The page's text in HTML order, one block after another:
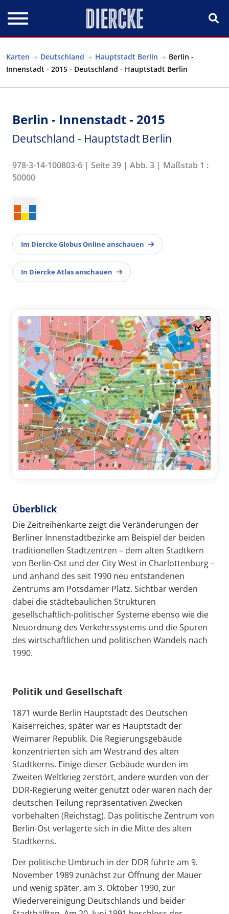
Karten Deutschland Hauptstadt Berlin
Berlin -
Innenstadt - 2015 - Deutschland - Hauptstadt Berlin
Berlin - Innenstadt - 2015
Deutschland - Hauptstadt Berlin
978-3-14-100803-6 | Seite 39 | Abb. 3 | Maßstab 1 :
50000
Im Diercke Globus Online anschauen
In Diercke Atlas anschauen
Überblick
Die Zeitreihenkarte zeigt die Veränderungen der
Berliner Innenstadtbezirke am Beispiel der beiden
traditionellen Stadtzentren – dem alten Stadtkern
von Berlin-Ost und der City West in Charlottenburg –
und anhand des seit 1990 neu entstandenen
Zentrums am Potsdamer Platz. Sichtbar werden
dabei die städtebaulichen Strukturen
gesellschaftlich-politischer Systeme ebenso wie die
Neuordnung des Verkehrssystems und die Spuren
des wirtschaftlichen und politischen Wandels nach
1990.
Politik und Gesellschaft
1871 wurde Berlin Hauptstadt des Deutschen
Kaiserreiches, später war es Hauptstadt der
Weimarer Republik. Die Regierungsgebäude
konzentrierten sich am Westrand des alten
Stadtkerns. Einige dieser Gebäude wurden im
Zweiten Weltkrieg zerstört, andere wurden von der
DDR-Regierung weiter genutzt oder waren nach der
deutschen Teilung repräsentativen Zwecken
vorbehalten (Reichstag). Das politische Zentrum von
Berlin-Ost verlagerte sich in die Mitte des alten
Stadtkerns.
Der politische Umbruch in der DDR führte am 9.
November 1989 zunächst zur Öffnung der Mauer
und wenig später, am 3. Oktober 1990, zur
Wiedervereinigung Deutschlands und beider